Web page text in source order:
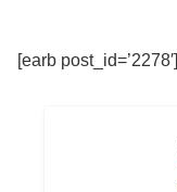
[earb post_id=’2278′]